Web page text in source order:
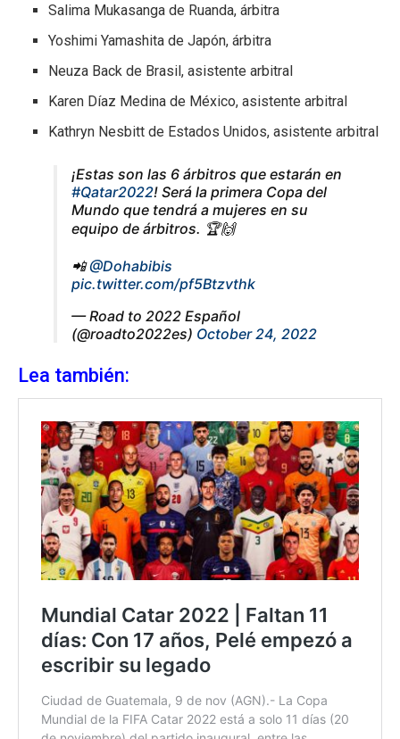
Salima Mukasanga de Ruanda, árbitra
Yoshimi Yamashita de Japón, árbitra
Neuza Back de Brasil, asistente arbitral
Karen Díaz Medina de México, asistente arbitral
Kathryn Nesbitt de Estados Unidos, asistente arbitral
¡Estas son las 6 árbitros que estarán en
#Qatar2022! Será la primera Copa del
Mundo que tendrá a mujeres en su
equipo de árbitros. 🏆🙌
📲@Dohabibis
pic.twitter.com/pf5Btzvthk
— Road to 2022 Español
(@roadto2022es) October 24, 2022
Lea también: